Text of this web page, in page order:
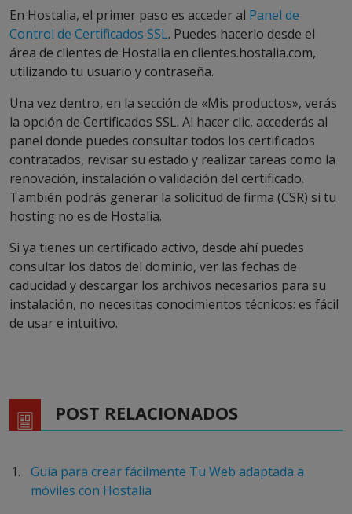
En Hostalia, el primer paso es acceder al Panel de
Control de Certificados SSL. Puedes hacerlo desde el
área de clientes de Hostalia en clientes.hostalia.com,
utilizando tu usuario y contraseña.
Una vez dentro, en la sección de «Mis productos», verás
la opción de Certificados SSL. Al hacer clic, accederás al
panel donde puedes consultar todos los certificados
contratados, revisar su estado y realizar tareas como la
renovación, instalación o validación del certificado.
También podrás generar la solicitud de firma (CSR) si tu
hosting no es de Hostalia.
Si ya tienes un certificado activo, desde ahí puedes
consultar los datos del dominio, ver las fechas de
caducidad y descargar los archivos necesarios para su
instalación, no necesitas conocimientos técnicos: es fácil
de usar e intuitivo.
POST RELACIONADOS
Guía para crear fácilmente Tu Web adaptada a
móviles con Hostalia